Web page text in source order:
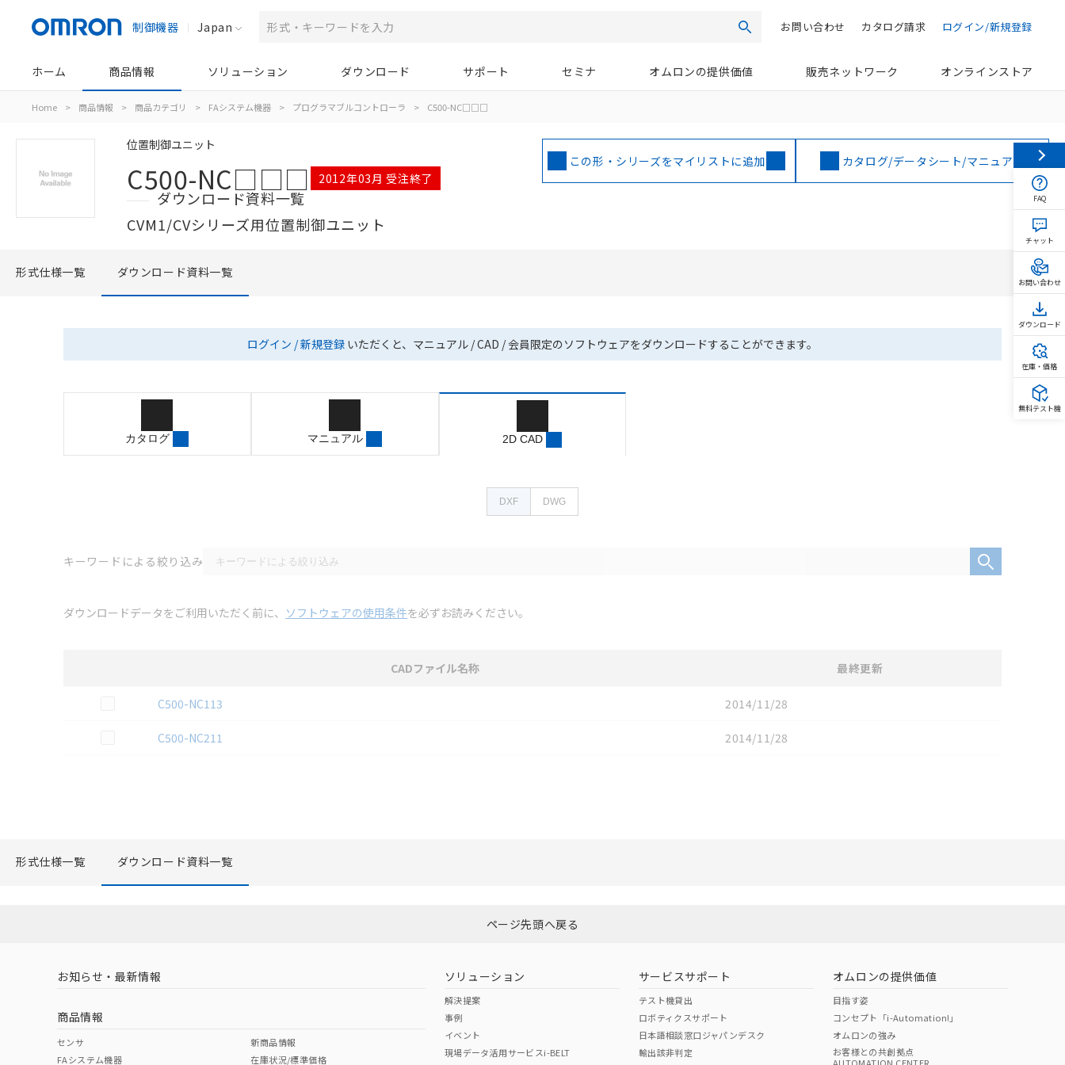
制御機器 Japan 検索 ログイン/新規登録
カタログ請求
お問い合わせ
ホーム 商品情報 ソリューション ダウンロード サポート セミナ オムロンの提供価値 販売ネットワーク オンラインストア
Home > 商品情報 > 商品カテゴリ > FAシステム機器 > プログラマブルコントローラ > C500-NC□□□
位置制御ユニット
C500-NC□□□ 2012年03月 受注終了
ダウンロード資料一覧
CVM1/CVシリーズ用位置制御ユニット
この形・シリーズをマイリストに追加 カタログ/データシート/マニュアル
形式仕様一覧 ダウンロード資料一覧
ログイン / 新規登録 いただくと、マニュアル / CAD / 会員限定のソフトウェアをダウンロードすることができます。
カタログ マニュアル 2D CAD
DXF DWG
キーワードによる絞り込み
ダウンロードデータをご利用いただく前に、 ソフトウェアの使用条件を必ずお読みください。
CADファイル名称 最終更新
この資料を選択C500-NC113
2014/11/28
この資料を選択
C500-NC211 2014/11/28
形式仕様一覧 ダウンロード資料一覧
ページ先頭へ戻る
お知らせ・最新情報
商品情報
センサ
FAシステム機器
新商品情報
在庫状況/標準価格
ソリューション
解決提案
事例
イベント
現場データ活用サービスi-BELT
サービスサポート
テスト機貸出
ロボティクスサポート
日本語相談窓口ジャパンデスク
輸出該非判定
オムロンの提供価値
目指す姿
コンセプト「i-Automation!」
オムロンの強み
お客様との共創拠点
FAQ
チャット
お問い合わせ
ダウンロード
在庫・価格
無料テスト機